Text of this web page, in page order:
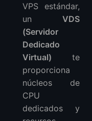
Descripción General
Pros
Contras
Veredicto
Descripción General
Pros
Contras
VPS estándar,
un VDS
(Servidor
Dedicado
Virtual) te
proporciona
núcleos de
CPU
dedicados y